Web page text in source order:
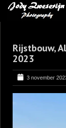
BLOG
BENCE MATE
OVER MIJ
Rijstbouw,
2023
3 november